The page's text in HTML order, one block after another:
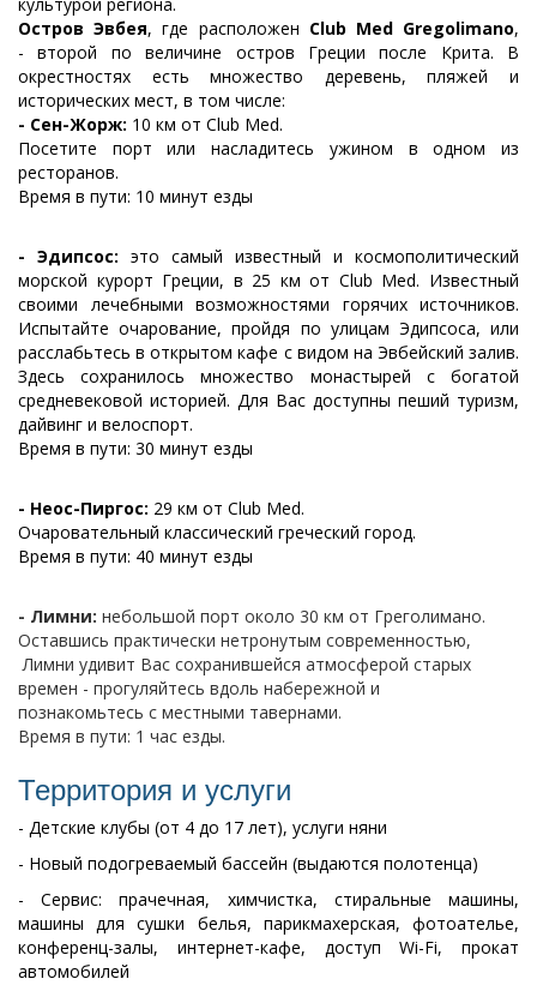
Остров Эвбея, где расположен Club Med Gregolimano,
- второй по величине остров Греции после Крита. В
окрестностях есть множество деревень, пляжей и
исторических мест, в том числе:
- Сен-Жорж: 10 км от Club Med.
Посетите порт или насладитесь ужином в одном из
ресторанов.
Время в пути: 10 минут езды
- Эдипсос: это самый известный и космополитический
морской курорт Греции, в 25 км от Club Med. Известный
своими лечебными возможностями горячих источников.
Испытайте очарование, пройдя по улицам Эдипсоса, или
расслабьтесь в открытом кафе с видом на Эвбейский залив.
Здесь сохранилось множество монастырей с богатой
средневековой историей. Для Вас доступны пеший туризм,
дайвинг и велоспорт.
Время в пути: 30 минут езды
- Неос-Пиргос: 29 км от Club Med.
Очаровательный классический греческий город.
Время в пути: 40 минут езды
- Лимни: небольшой порт около 30 км от Греголимано.
Оставшись практически нетронутым современностью,
Лимни удивит Вас сохранившейся атмосферой старых
времен - прогуляйтесь вдоль набережной и
познакомьтесь с местными тавернами.
Время в пути: 1 час езды.
Территория и услуги
- Детские клубы (от 4 до 17 лет), услуги няни
- Новый подогреваемый бассейн (выдаются полотенца)
- Сервис: прачечная, химчистка, стиральные машины,
машины для сушки белья, парикмахерская, фотоателье,
конференц-залы, интернет-кафе, доступ Wi-Fi, прокат
автомобилей